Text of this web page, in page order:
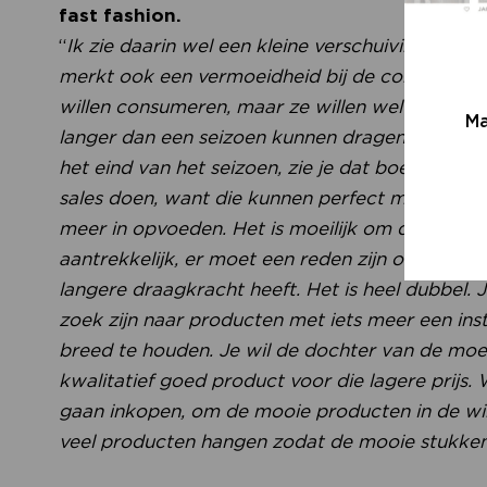
fast fashion.
“Ik zie daarin wel een kleine verschuiving. Je
merkt ook een vermoeidheid bij de
willen consumeren, maar ze willen wel een
langer dan een seizoen kunnen dragen en op
het eind van het seizoen, zie je dat boetieks
sales doen, want die kunnen perfect mee naar
meer in opvoeden. Het is moeilijk om dat
aantrekkelijk, er moet een reden zijn om iets
langere draagkracht heeft. Het is heel
zoek zijn naar producten met iets meer een
breed te houden. Je wil de dochter van de
kwalitatief goed product voor die lagere prijs.
gaan inkopen, om de mooie producten in de
veel producten hangen zodat de mooie